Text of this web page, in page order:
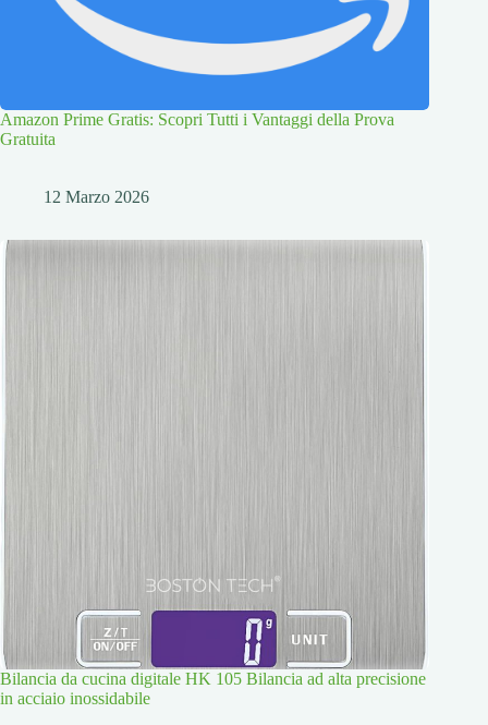
Amazon Prime Gratis: Scopri Tutti i Vantaggi della Prova
Gratuita
12 Marzo 2026
Bilancia da cucina digitale HK 105 Bilancia ad alta precisione
in acciaio inossidabile